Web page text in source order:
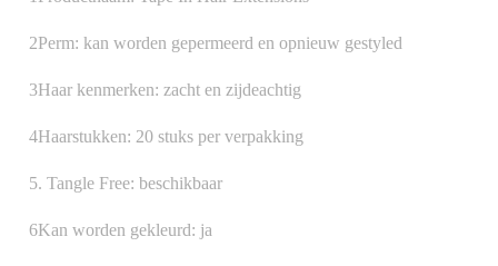
2Perm: kan worden gepermeerd en opnieuw gestyled
3Haar kenmerken: zacht en zijdeachtig
4Haarstukken: 20 stuks per verpakking
5. Tangle Free: beschikbaar
6Kan worden gekleurd: ja